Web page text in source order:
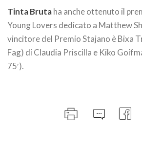
Tinta Brutaha anche ottenuto il
Young Lovers dedicato a Matthew
vincitore del Premio Stajano è Bixa
Fag) di Claudia Priscilla e Kiko
75′).